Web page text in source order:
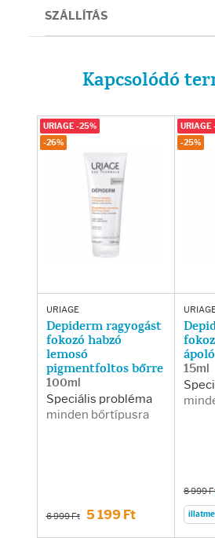
SZÁLLÍTÁS
Kapcsolódó
URIAGE
Depiderm ragyogást
fokozó habzó
lemosó
pigmentfoltos bőrre
100ml
Speciális probléma
minden bőrtípusra
6 999 Ft 5 199 Ft
URIAGE -25%
-26%
ápoló
15ml
8 999
URIAGE
-25%